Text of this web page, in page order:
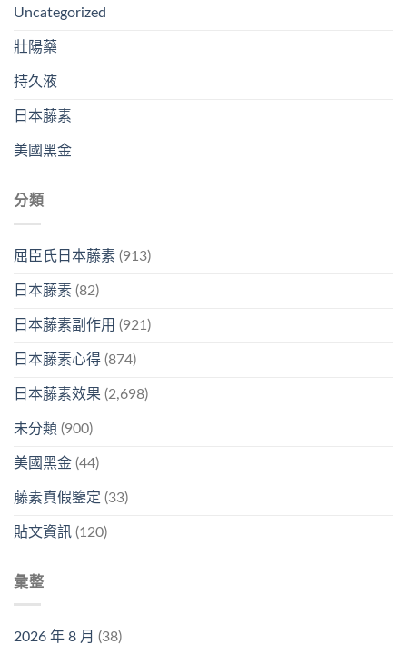
Uncategorized
壯陽藥
持久液
日本藤素
美國黑金
分類
屈臣氏日本藤素 (913)
日本藤素 (82)
日本藤素副作用 (921)
日本藤素心得 (874)
日本藤素效果 (2,698)
未分類 (900)
美國黑金 (44)
藤素真假鑒定 (33)
貼文資訊 (120)
彙整
2026 年 8 月 (38)